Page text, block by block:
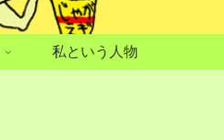
私という人物